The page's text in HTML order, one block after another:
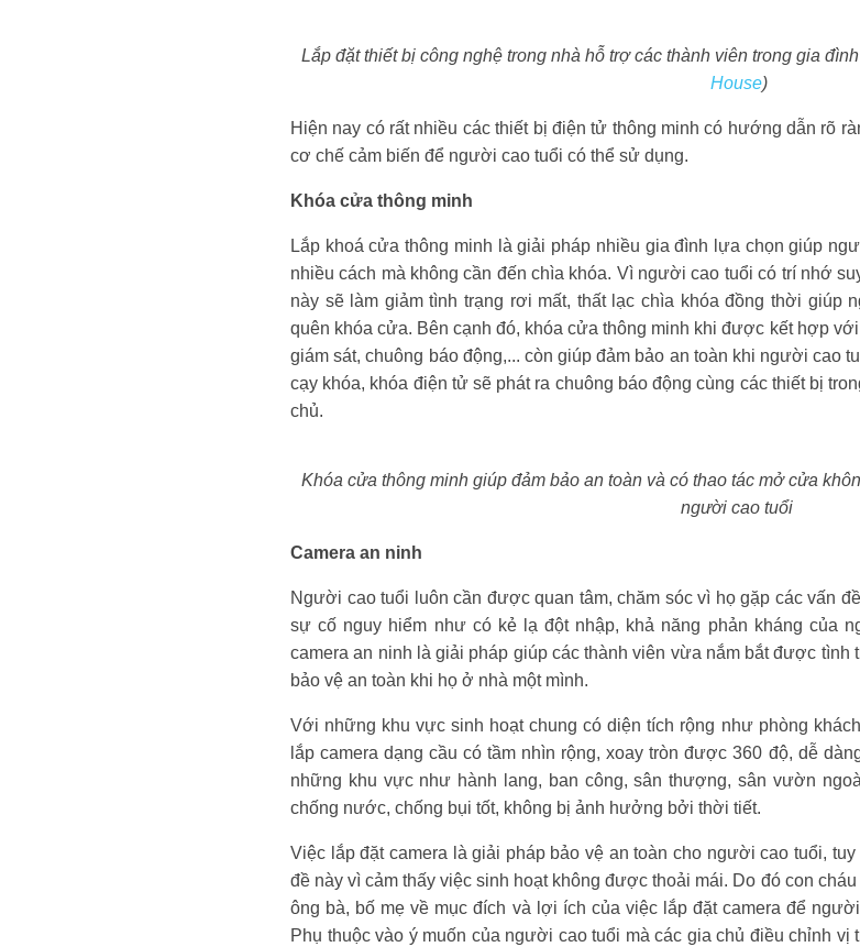
Lắp đặt thiết bị công nghệ trong nhà hỗ trợ các thành viên trong gia
House)
Hiện nay có rất nhiều các thiết bị điện tử thông minh có hướng dẫn rõ
cơ chế cảm biến để người cao tuổi có thể sử dụng.
Khóa cửa thông minh
Lắp khoá cửa thông minh là giải pháp nhiều gia đình lựa chọn giúp
nhiều cách mà không cần đến chìa khóa. Vì người cao tuổi có trí nhớ
này sẽ làm giảm tình trạng rơi mất, thất lạc chìa khóa đồng thời giúp
quên khóa cửa. Bên cạnh đó, khóa cửa thông minh khi được kết hợp
giám sát, chuông báo động,... còn giúp đảm bảo an toàn khi người cao
cạy khóa, khóa điện tử sẽ phát ra chuông báo động cùng các thiết bị
chủ.
Khóa cửa thông minh giúp đảm bảo an toàn và có thao tác mở cửa
người cao tuổi
Camera an ninh
Người cao tuổi luôn cần được quan tâm, chăm sóc vì họ gặp các vấn
sự cố nguy hiểm như có kẻ lạ đột nhập, khả năng phản kháng của
camera an ninh là giải pháp giúp các thành viên vừa nắm bắt được
bảo vệ an toàn khi họ ở nhà một mình.
Với những khu vực sinh hoạt chung có diện tích rộng như phòng
lắp camera dạng cầu có tầm nhìn rộng, xoay tròn được 360 độ, dễ
những khu vực như hành lang, ban công, sân thượng, sân vườn
chống nước, chống bụi tốt, không bị ảnh hưởng bởi thời tiết.
Việc lắp đặt camera là giải pháp bảo vệ an toàn cho người cao tuổi,
đề này vì cảm thấy việc sinh hoạt không được thoải mái. Do đó con
ông bà, bố mẹ về mục đích và lợi ích của việc lắp đặt camera để
Phụ thuộc vào ý muốn của người cao tuổi mà các gia chủ điều chỉnh vị